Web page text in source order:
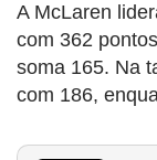
A McLaren
com 362
soma 165. Na
com 186,